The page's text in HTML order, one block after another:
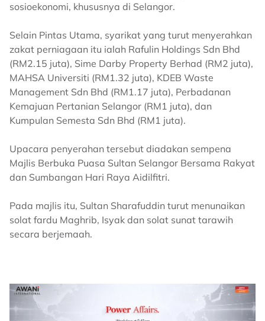
sosioekonomi, khususnya di Selangor.
Selain Pintas Utama, syarikat yang turut menyerahkan
zakat perniagaan itu ialah Rafulin Holdings Sdn Bhd
(RM2.15 juta), Sime Darby Property Berhad (RM2 juta),
MAHSA Universiti (RM1.32 juta), KDEB Waste
Management Sdn Bhd (RM1.17 juta), Perbadanan
Kemajuan Pertanian Selangor (RM1 juta), dan
Kumpulan Semesta Sdn Bhd (RM1 juta).
Upacara penyerahan tersebut diadakan sempena
Majlis Berbuka Puasa Sultan Selangor Bersama Rakyat
dan Sumbangan Hari Raya Aidilfitri.
Pada majlis itu, Sultan Sharafuddin turut menunaikan
solat fardu Maghrib, Isyak dan solat sunat tarawih
secara berjemaah.